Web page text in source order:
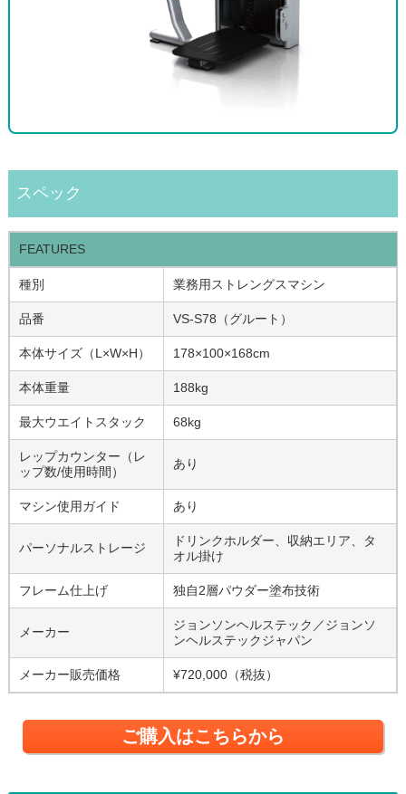
スペック
FEATURES
種別 業務用ストレングスマシン
品番 VS-S78（グルート）
本体サイズ（L×W×H） 178×100×168cm
本体重量 188kg
最大ウエイトスタック 68kg
レップカウンター（レ
ップ数/使用時間）
あり
マシン使用ガイド あり
パーソナルストレージ
ドリンクホルダー、収納エリア、タ
オル掛け
フレーム仕上げ 独自2層パウダー塗布技術
メーカー
ジョンソンヘルステック／ジョンソ
ンヘルステックジャパン
メーカー販売価格 ¥720,000（税抜）
ご購入はこちらから